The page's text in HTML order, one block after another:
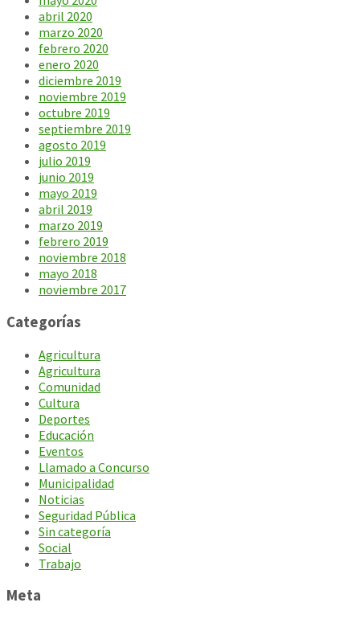
abril 2020
marzo 2020
febrero 2020
enero 2020
diciembre 2019
noviembre 2019
octubre 2019
septiembre 2019
agosto 2019
julio 2019
junio 2019
mayo 2019
abril 2019
marzo 2019
febrero 2019
noviembre 2018
mayo 2018
noviembre 2017
Categorías
Agricultura
Agricultura
Comunidad
Cultura
Deportes
Educación
Eventos
Llamado a Concurso
Municipalidad
Noticias
Seguridad Pública
Sin categoría
Social
Trabajo
Meta